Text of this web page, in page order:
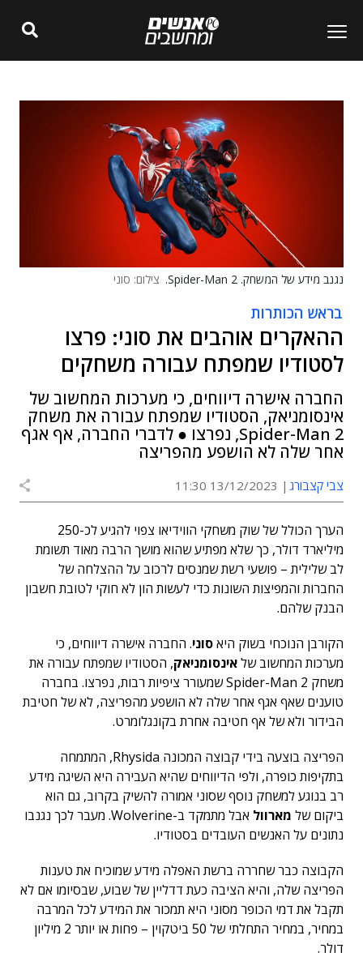
נגנב מידע של המשחק. Spider-Man 2. צילום: סוני
בראש הכותרות
ההאקרים אוהבים את סוני: פרצו
לסטודיו שמפתח עבורה משחקים
החברה אישרה דיווחים, כי מערכות המחשוב של
אינסומניאק, הסטודיו שמפתח עבורה את משחק
Spider-Man 2, נפרצו ● לדברי החברה, אף אגף
אחר שלה לא הושפע מהפריצה
צבי קצבורג 13/12/2023 11:30
הערך הכולל של שוק משחקי הווידיאו צפוי להגיע לכ-250
מיליארד דולר, כך שלא מפתיע שהוא מושך הרבה מאוד תשומת
לב שלילית – פושעי רשת שמנסים לרכוב על ההצלחה של
החברות והמפיצות השונות כדי לעשות הון לא חוקי לטובת חשבון
הבנק שלהם.
הקורבן הנוכחי בשוק היאסוני. החברה אישרה דיווחים, כי
מערכות המחשוב שלאינסומניאק, הסטודיו שמפתח עבורה את
משחק Spider-Man 2 שמעורר ציפיות רבות, נפרצו. בחברה
טוענים שאף אגף אחר שלה לא הושפע מהפריצה, לא של חטיבת
הבידור ולא של אף חטיבה אחרת בקונגלומרט.
הפריצה בוצעה בידי קבוצה המכונה Rhysida, המתמחה
בתקיפות כופרה, ולפי הדיווחים שהיא העבירה היא השיגה מידע
רב בנוגע למשחק נוסף שסוני אמורה להשיק בקרוב, גם הוא
ביקום של מארוול
אבל מתמקד ב-Wolverine. מעבר לכך נגנבו
נתונים על האנשים העובדים בסטודיו.
הקבוצה כבר שחררה ברשת האפלה מידע שמוכיח את טענות
הפריצה שלה, והיא הציבה כעת דדליין של שבוע, שבסיומו אם לא
תקבל את דמי הכופר מסוני היא תמכור את המידע לכל המרבה
במחיר, במחיר התחלתי של 50 ביטקוין – פחות או יותר 2 מיליון
דולר.